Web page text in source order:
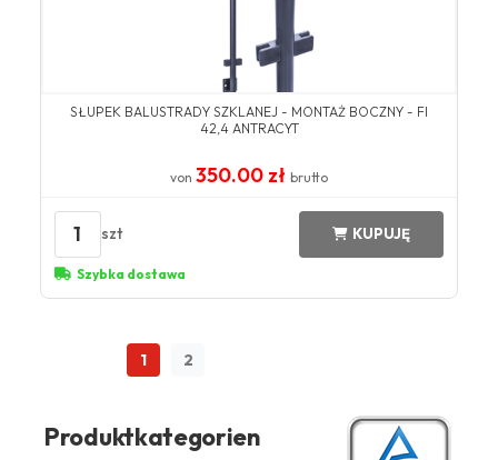
Produktkategorien
SŁUPEK BALUSTRADY SZKLANEJ - MONTAŻ BOCZNY - FI
42,4 ANTRACYT
von 350.00 zł brutto
1 szt KUPUJĘ
Szybka dostawa
1 2